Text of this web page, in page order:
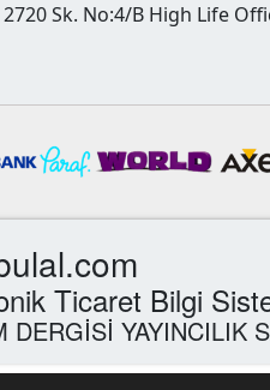
Sk. No:4/B High Life
Ticaret Bilgi
DERGİSİ YAYINCILIK